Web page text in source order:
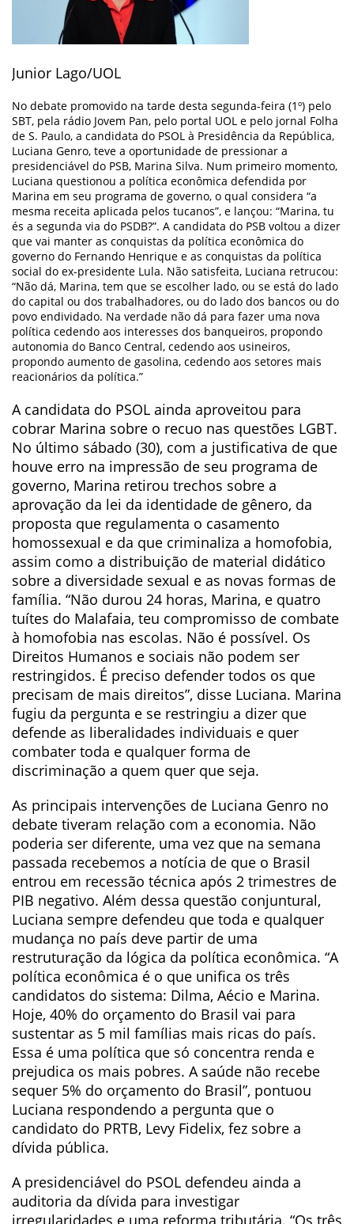
Junior Lago/UOL
No debate promovido na tarde desta segunda-feira (1º) pelo
SBT, pela rádio Jovem Pan, pelo portal UOL e pelo jornal Folha
de S. Paulo, a candidata do PSOL à Presidência da República,
Luciana Genro, teve a oportunidade de pressionar a
presidenciável do PSB, Marina Silva. Num primeiro momento,
Luciana questionou a política econômica defendida por
Marina em seu programa de governo, o qual considera “a
mesma receita aplicada pelos tucanos”, e lançou: “Marina, tu
és a segunda via do PSDB?”. A candidata do PSB voltou a dizer
que vai manter as conquistas da política econômica do
governo do Fernando Henrique e as conquistas da política
social do ex-presidente Lula. Não satisfeita, Luciana retrucou:
“Não dá, Marina, tem que se escolher lado, ou se está do lado
do capital ou dos trabalhadores, ou do lado dos bancos ou do
povo endividado. Na verdade não dá para fazer uma nova
política cedendo aos interesses dos banqueiros, propondo
autonomia do Banco Central, cedendo aos usineiros,
propondo aumento de gasolina, cedendo aos setores mais
reacionários da política.”
A candidata do PSOL ainda aproveitou para
cobrar Marina sobre o recuo nas questões LGBT.
No último sábado (30), com a justificativa de que
houve erro na impressão de seu programa de
governo, Marina retirou trechos sobre a
aprovação da lei da identidade de gênero, da
proposta que regulamenta o casamento
homossexual e da que criminaliza a homofobia,
assim como a distribuição de material didático
sobre a diversidade sexual e as novas formas de
família. “Não durou 24 horas, Marina, e quatro
tuítes do Malafaia, teu compromisso de combate
à homofobia nas escolas. Não é possível. Os
Direitos Humanos e sociais não podem ser
restringidos. É preciso defender todos os que
precisam de mais direitos”, disse Luciana. Marina
fugiu da pergunta e se restringiu a dizer que
defende as liberalidades individuais e quer
combater toda e qualquer forma de
discriminação a quem quer que seja.
As principais intervenções de Luciana Genro no
debate tiveram relação com a economia. Não
poderia ser diferente, uma vez que na semana
passada recebemos a notícia de que o Brasil
entrou em recessão técnica após 2 trimestres de
PIB negativo. Além dessa questão conjuntural,
Luciana sempre defendeu que toda e qualquer
mudança no país deve partir de uma
restruturação da lógica da política econômica. “A
política econômica é o que unifica os três
candidatos do sistema: Dilma, Aécio e Marina.
Hoje, 40% do orçamento do Brasil vai para
sustentar as 5 mil famílias mais ricas do país.
Essa é uma política que só concentra renda e
prejudica os mais pobres. A saúde não recebe
sequer 5% do orçamento do Brasil”, pontuou
Luciana respondendo a pergunta que o
candidato do PRTB, Levy Fidelix, fez sobre a
dívida pública.
A presidenciável do PSOL defendeu ainda a
auditoria da dívida para investigar
irregularidades e uma reforma tributária. “Os três